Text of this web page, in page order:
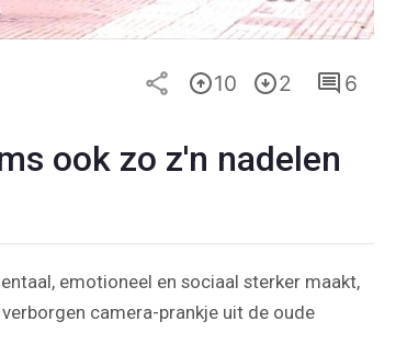
10 2 6
ook zo z'n nadelen
emotioneel en sociaal sterker maakt,
camera-prankje uit de oude